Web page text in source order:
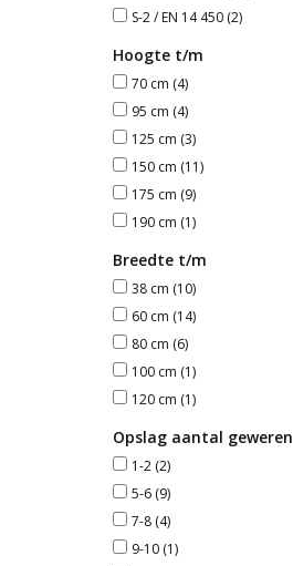
S-2 / EN 14 450 (2)
Hoogte t/m
70 cm (4)
95 cm (4)
125 cm (3)
150 cm (11)
175 cm (9)
190 cm (1)
Breedte t/m
38 cm (10)
60 cm (14)
80 cm (6)
100 cm (1)
120 cm (1)
Opslag aantal geweren
1-2 (2)
5-6 (9)
7-8 (4)
9-10 (1)